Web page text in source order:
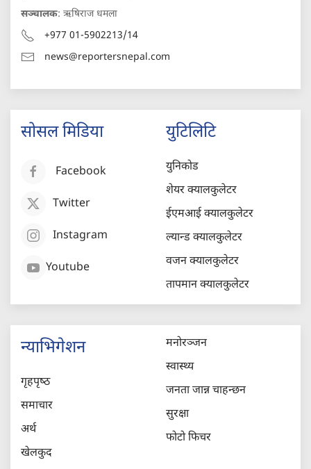
सञ्चालक: ऋषिराज धमला
+977 01-5902213/14
news@reportersnepal.com
सोसल मिडिया
Facebook
Twitter
Instagram
Youtube
युटिलिटि
युनिकोड
शेयर क्यालकुलेटर
ईएमआई क्यालकुलेटर
ल्यान्ड क्यालकुलेटर
वजन क्यालकुलेटर
तापमान क्यालकुलेटर
न्याभिगेशन
गृहपृष्‍ठ
समाचार
अर्थ
खेलकुद
मनोरञ्जन
स्वास्थ्य
जनता जान्न चाहन्छन
सुरक्षा
फोटो फिचर